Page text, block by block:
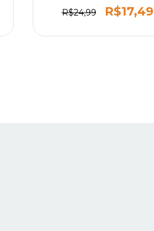
R$24,99 R$17,49